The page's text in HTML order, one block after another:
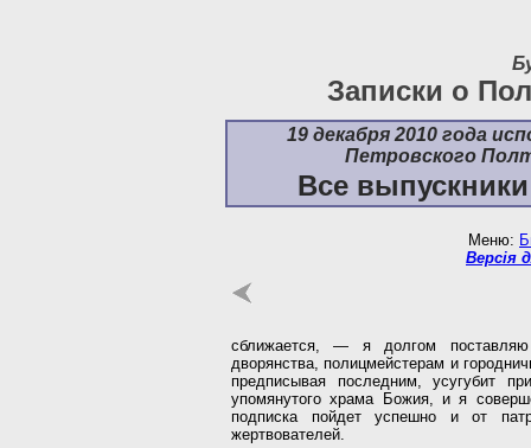
Записки о
19 декабря 2010 года
Петровского
Все
Меню:
Версія
сближается, — я долгом поставляю
дворянства, полицмейстерам и
предписывая последним, усугубит
упомянутого храма Божия, и я
подписка пойдет успешно и от
жертвователей.